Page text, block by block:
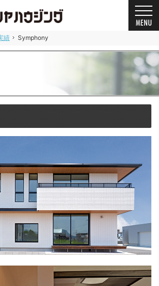
績 Symphony
県の注文住宅・新築戸建てを手がける工務店なら当社へ。
ツヤハウジング